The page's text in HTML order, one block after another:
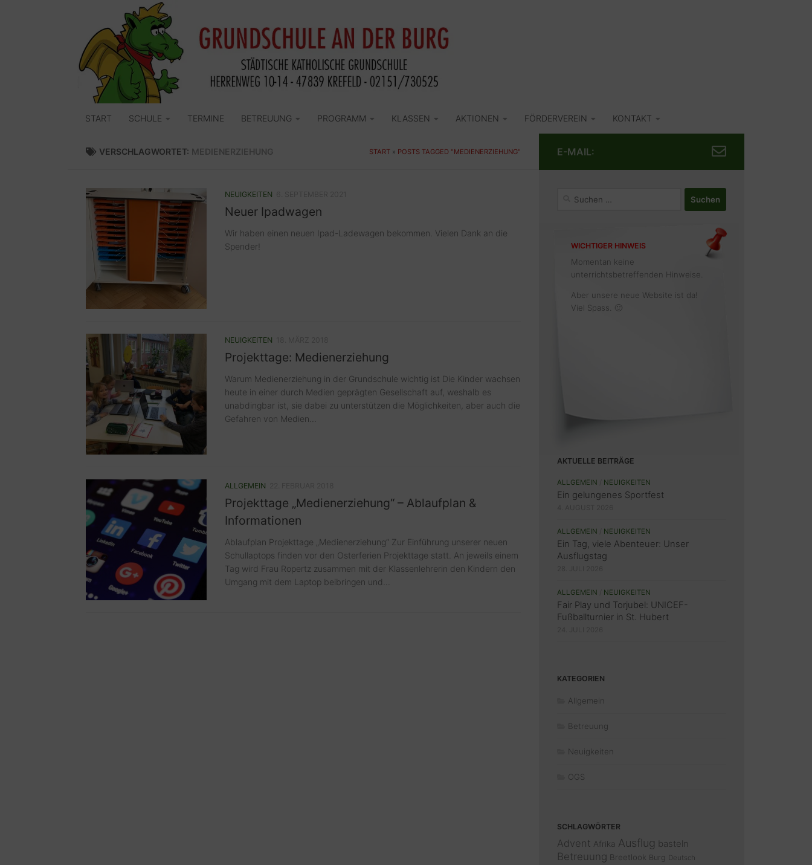
START SCHULE TERMINE BETREUUNG PROGRAMM KLASSEN AKTIONEN FÖRDERVEREIN KONTAKT
VERSCHLAGWORTET: MEDIENERZIEHUNG START » POSTS TAGGED "MEDIENERZIEHUNG"
NEUIGKEITEN
Neuer Ipadwagen
Wir haben einen neuen Ipad-Ladewagen bekommen. Vielen Dank an die
Spender!
NEUIGKEITEN
Projekttage: Medienerziehung
Warum Medienerziehung in der Grundschule wichtig ist Die Kinder wachsen
heute in einer durch Medien geprägten Gesellschaft auf, weshalb es
unabdingbar ist, sie dabei zu unterstützen die Möglichkeiten, aber auch die
Gefahren von Medien...
ALLGEMEIN
Projekttage „Medienerziehung“ – Ablaufplan &
Informationen
Ablaufplan Projekttage „Medienerziehung“ Zur Einführung unserer neuen
Schullaptops finden vor den Osterferien Projekttage statt. An jeweils einem
Tag wird Frau Ropertz zusammen mit der Klassenlehrerin den Kindern den
Umgang mit dem Laptop beibringen und...
E-MAIL:
WICHTIGER HINWEIS
Momentan keine
unterrichtsbetreffenden Hinweise.
Aber unsere neue Website ist da!
Viel Spass. 🙂
AKTUELLE BEITRÄGE
ALLGEMEIN NEUIGKEITEN
Ein gelungenes Sportfest
ALLGEMEIN NEUIGKEITEN
Ein Tag, viele Abenteuer: Unser
Ausflugstag
ALLGEMEIN NEUIGKEITEN
Fair Play und Torjubel: UNICEF-
Fußballturnier in St. Hubert
KATEGORIEN
Allgemein
Betreuung
Neuigkeiten
OGS
SCHLAGWÖRTER
Advent Afrika Ausflug basteln
Betreuung Breetlook Burg Deutsch